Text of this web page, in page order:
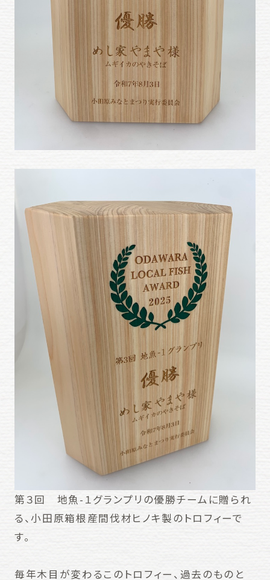
第３回 地魚-１グランプリの優勝チームに贈られ
る、小田原箱根産間伐材ヒノキ製のトロフィーで
す。
毎年木目が変わるこのトロフィー、過去のものと